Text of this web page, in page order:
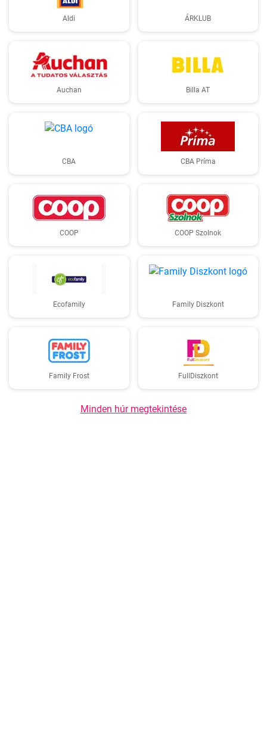
Aldi ÁRKLUB
Auchan Billa AT
CBA CBA Príma
COOP COOP Szolnok
Ecofamily Family Diszkont
Family Frost FullDiszkont
Minden húr megtekintése